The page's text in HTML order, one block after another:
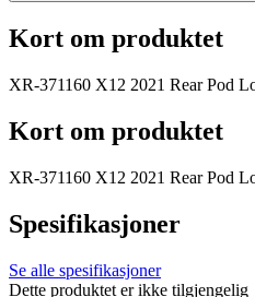
Kort om produktet
XR-371160 X12 2021 Rear Pod
Kort om produktet
XR-371160 X12 2021 Rear Pod
Spesifikasjoner
Se alle spesifikasjoner
Dette produktet er ikke tilgjengelig